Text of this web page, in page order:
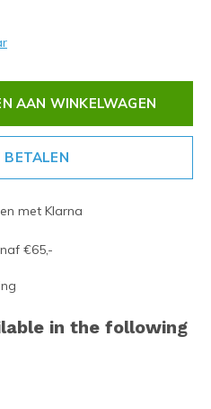
AAN WINKELWAGEN
BETALEN
met Klarna
€65,-
in the following